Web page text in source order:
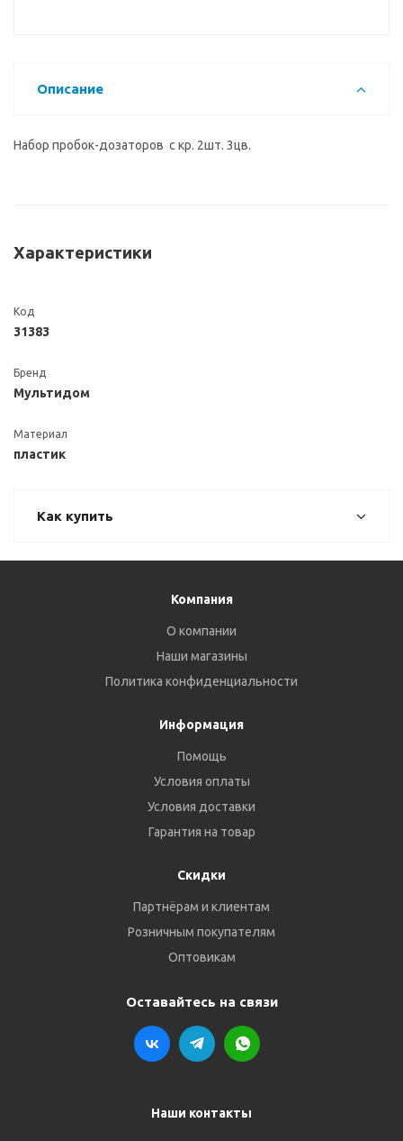
Описание
Набор пробок-дозаторов с кр. 2шт. 3цв.
Характеристики
Код
31383
Бренд
Мультидом
Материал
пластик
Как купить
Компания
О компании
Наши магазины
Политика конфиденциальности
Информация
Помощь
Условия оплаты
Условия доставки
Гарантия на товар
Скидки
Партнёрам и клиентам
Розничным покупателям
Оптовикам
Оставайтесь на связи
Наши контакты